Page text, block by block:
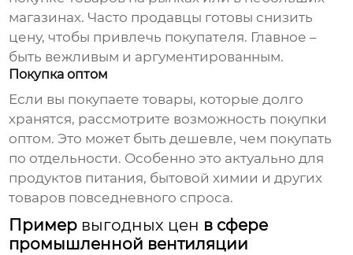
магазинах. Часто продавцы готовы снизить
цену, чтобы привлечь покупателя. Главное –
быть вежливым и аргументированным.
Покупка оптом
Если вы покупаете товары, которые долго
хранятся, рассмотрите возможность покупки
оптом. Это может быть дешевле, чем покупать
по отдельности. Особенно это актуально для
продуктов питания, бытовой химии и других
товаров повседневного спроса.
Пример выгодных цен в сфере
промышленной вентиляции